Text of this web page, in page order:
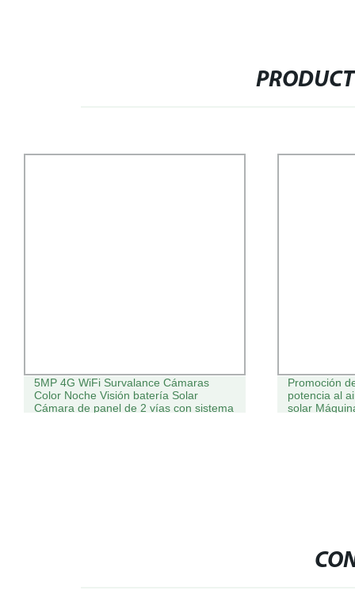
5MP 4G WiFi Survalance Cámaras
Color Noche Visión batería Solar
Cámara de panel de 2 vías con sistema
Promoción
potencia al
solar